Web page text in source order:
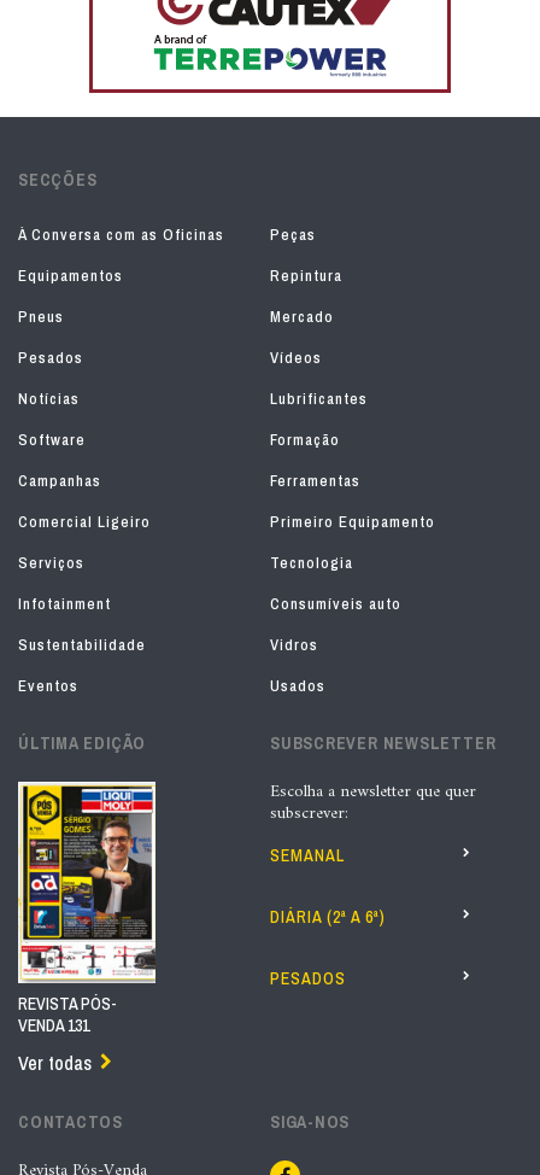
SECÇÕES
À Conversa com as Oficinas
Peças
Equipamentos
Repintura
Pneus
Mercado
Pesados
Vídeos
Notícias
Lubrificantes
Software
Formação
Campanhas
Ferramentas
Comercial Ligeiro
Primeiro Equipamento
Serviços
Tecnologia
Infotainment
Consumíveis auto
Sustentabilidade
Vidros
Eventos
Usados
ÚLTIMA EDIÇÃO
REVISTA PÓS-
VENDA 131
Ver todas
SUBSCREVER NEWSLETTER
Escolha a newsletter que quer
subscrever:
SEMANAL
DIÁRIA (2ª A 6ª)
PESADOS
CONTACTOS SIGA-NOS